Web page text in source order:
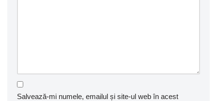
Salvează-mi numele, emailul și site-ul web în acest